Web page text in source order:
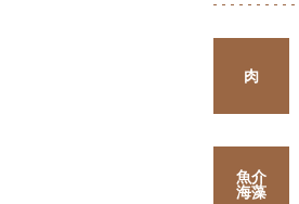
肉
魚介
海藻